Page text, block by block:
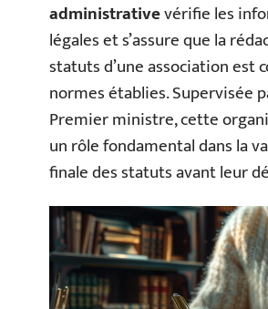
administrativevérifie les
légales et s’assure que la
statuts d’une association est
normes établies. Supervisée
Premier ministre, cette
un rôle fondamental dans la
finale des statuts avant leur